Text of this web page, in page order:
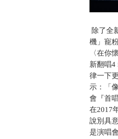
除了全
機」寵
〈在你
新翻唱4
律一下
示：「
會『首
在2017
說別具
是演唱